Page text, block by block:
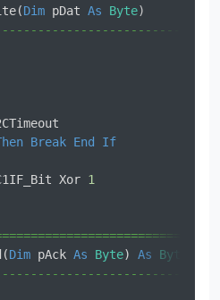
Dim pDat As Byte
=
Break End
If
Xor 1
Dim pAck As Byte) As
Byte